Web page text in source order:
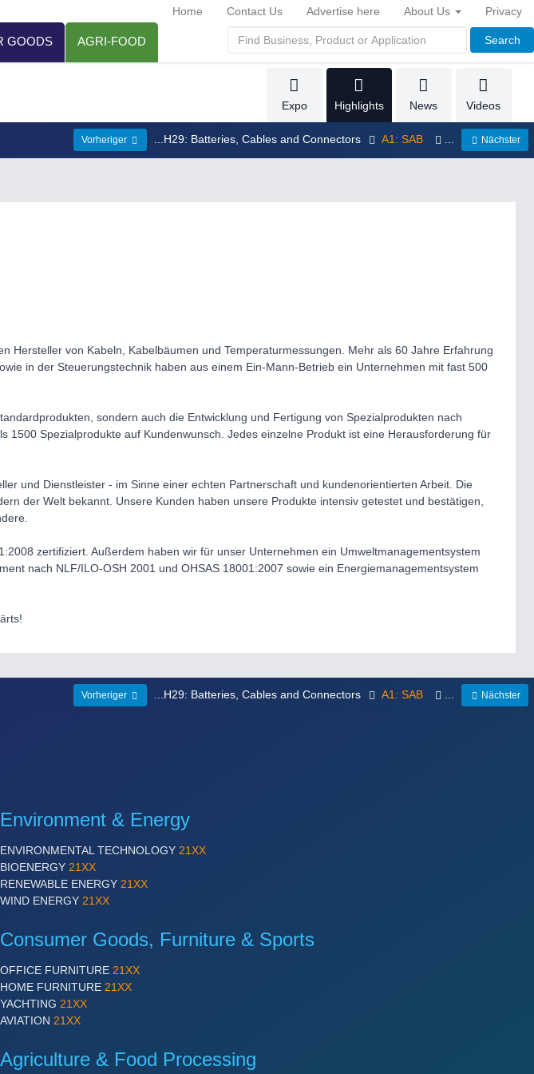
GOODS AGRI-FOOD Search
Home Contact Us Advertise here About Us Privacy
Expo Highlights News Videos
Vorheriger ...H29: Batteries, Cables and Connectors A1: SAB Nächster
Hersteller von Kabeln, Kabelbäumen und Temperaturmessungen. Mehr als 60 Jahre Erfahrung
in der Steuerungstechnik haben aus einem Ein-Mann-Betrieb ein Unternehmen mit fast 500
sondern auch die Entwicklung und Fertigung von Spezialprodukten nach
1500 Spezialprodukte auf Kundenwunsch. Jedes einzelne Produkt ist eine Herausforderung für
und Dienstleister - im Sinne einer echten Partnerschaft und kundenorientierten Arbeit. Die
der Welt bekannt. Unsere Kunden haben unsere Produkte intensiv getestet und bestätigen,
zertifiziert. Außerdem haben wir für unser Unternehmen ein Umweltmanagementsystem
nach NLF/ILO-OSH 2001 und OHSAS 18001:2007 sowie ein Energiemanagementsystem
Vorheriger ...H29: Batteries, Cables and Connectors A1: SAB Nächster
Environment & Energy
ENVIRONMENTAL TECHNOLOGY 21XX
BIOENERGY 21XX
RENEWABLE ENERGY 21XX
WIND ENERGY 21XX
Consumer Goods, Furniture & Sports
OFFICE FURNITURE 21XX
HOME FURNITURE 21XX
YACHTING 21XX
AVIATION 21XX
Agriculture & Food Processing